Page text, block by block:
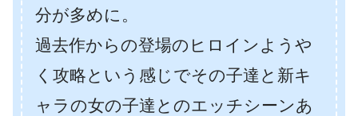
分が多めに。
過去作からの登場のヒロインようや
く攻略という感じでその子達と新キ
ャラの女の子達とのエッチシーンあ